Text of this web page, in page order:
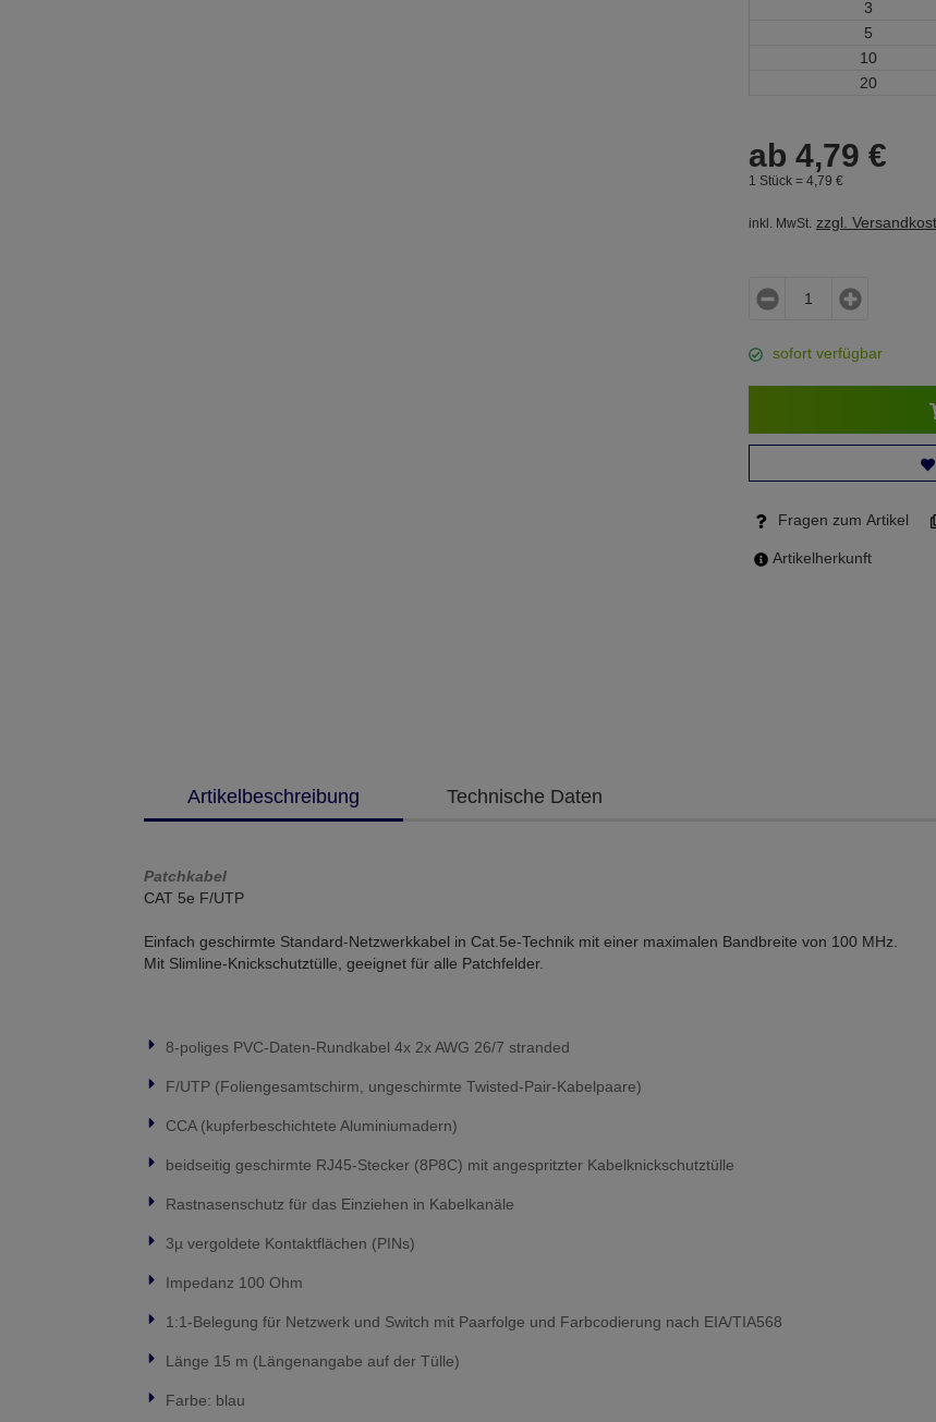
3
5
10
20
ab 4,79 €
1 Stück = 4, 79 €
inkl. MwSt. zzgl.
sofort verfügbar
Fragen zum Artikel
Artikelherkunft
Artikelbeschreibung Technische Daten
Patchkabel
CAT 5e F/UTP
Einfach geschirmte Standard-Netzwerkkabel in Cat.5e-Technik mit einer maximalen Bandbreite von 100 MHz.
Mit Slimline-Knickschutztülle, geeignet für alle Patchfelder.
8-poliges PVC-Daten-Rundkabel 4x 2x AWG 26/7 stranded
F/UTP (Foliengesamtschirm, ungeschirmte Twisted-Pair-Kabelpaare)
CCA (kupferbeschichtete Aluminiumadern)
beidseitig geschirmte RJ45-Stecker (8P8C) mit angespritzter Kabelknickschutztülle
Rastnasenschutz für das Einziehen in Kabelkanäle
3µ vergoldete Kontaktflächen (PINs)
Impedanz 100 Ohm
1:1-Belegung für Netzwerk und Switch mit Paarfolge und Farbcodierung nach EIA/TIA568
Länge 15 m (Längenangabe auf der Tülle)
Farbe: blau